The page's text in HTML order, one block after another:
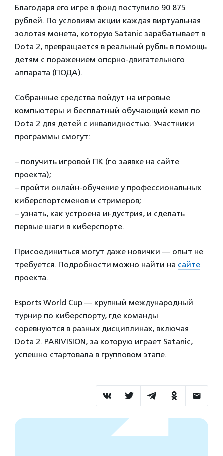
Благодаря его игре в фонд поступило 90 875
рублей. По условиям акции каждая виртуальная
золотая монета, которую Satanic зарабатывает в
Dota 2, превращается в реальный рубль в помощь
детям с поражением опорно-двигательного
аппарата (ПОДА).
Собранные средства пойдут на игровые
компьютеры и бесплатный обучающий кемп по
Dota 2 для детей с инвалидностью. Участники
программы смогут:
– получить игровой ПК (по заявке на сайте
проекта);
– пройти онлайн-обучение у профессиональных
киберспортсменов и стримеров;
– узнать, как устроена индустрия, и сделать
первые шаги в киберспорте.
Присоединиться могут даже новички — опыт не
требуется. Подробности можно найти на сайте
проекта.
Esports World Cup — крупный международный
турнир по киберспорту, где команды
соревнуются в разных дисциплинах, включая
Dota 2. PARIVISION, за которую играет Satanic,
успешно стартовала в групповом этапе.